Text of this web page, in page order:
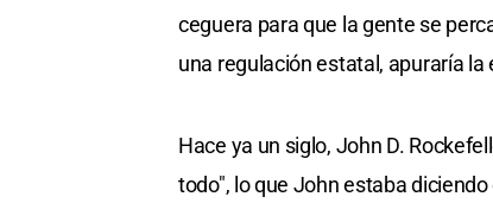
ceguera para que la gente se
una regulación estatal, apuraría la
Hace ya un siglo, John D.
todo", lo que John estaba